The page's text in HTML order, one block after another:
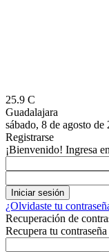
25.9 C
Guadalajara
sábado, 8 de agosto de
Registrarse
¡Bienvenido! Ingresa
¿Olvidaste tu
Recuperación de
Recupera tu contraseña